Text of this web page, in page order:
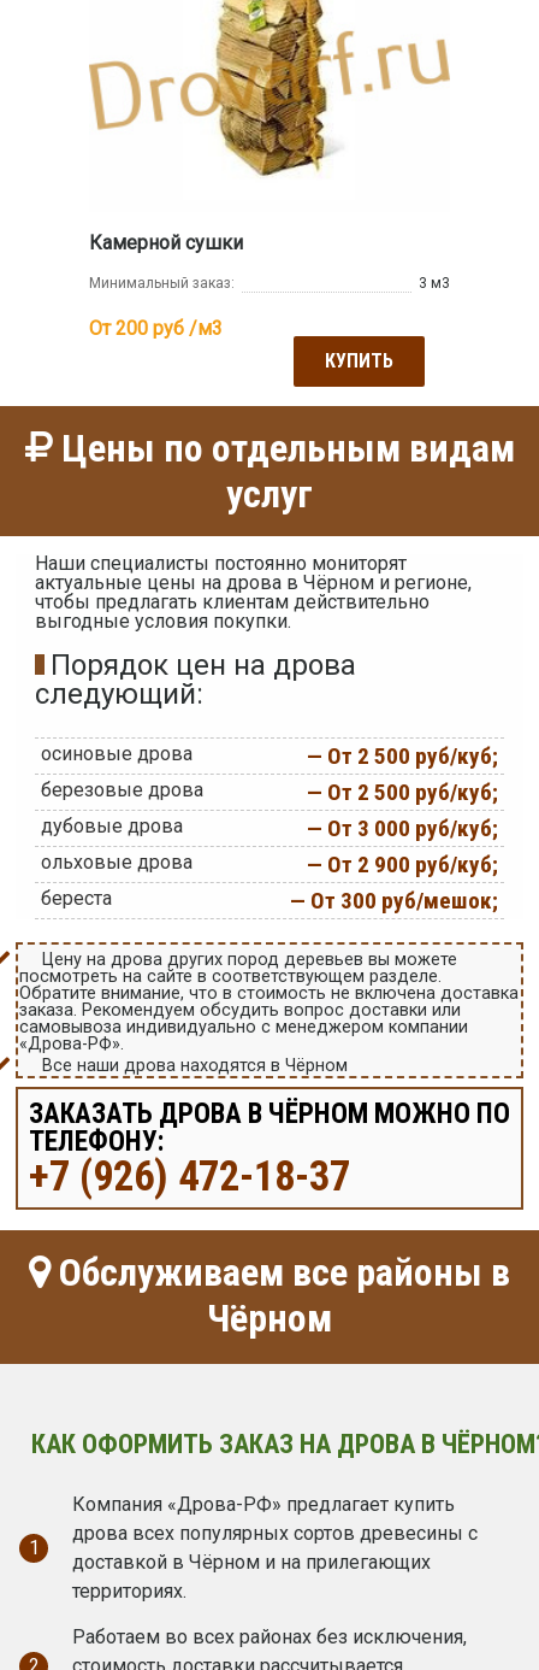
Камерной сушки
Минимальный заказ: 3 м3
От 200 руб /м3
КУПИТЬ
Цены по отдельным видам
услуг
Наши специалисты постоянно мониторят
актуальные цены на дрова в Чёрном и регионе,
чтобы предлагать клиентам действительно
выгодные условия покупки.
Порядок цен на дрова
следующий:
осиновые дрова — От 2 500 руб/куб;
березовые дрова — От 2 500 руб/куб;
дубовые дрова — От 3 000 руб/куб;
ольховые дрова — От 2 900 руб/куб;
береста — От 300 руб/мешок;
Цену на дрова других пород деревьев вы можете
посмотреть на сайте в соответствующем разделе.
Обратите внимание, что в стоимость не включена доставка
заказа. Рекомендуем обсудить вопрос доставки или
самовывоза индивидуально с менеджером компании
«Дрова-РФ».
Все наши дрова находятся в Чёрном
ЗАКАЗАТЬ ДРОВА В ЧЁРНОМ МОЖНО ПО
ТЕЛЕФОНУ:
+7 (926) 472-18-37
Обслуживаем все районы в
Чёрном
КАК ОФОРМИТЬ ЗАКАЗ НА ДРОВА В
1
Компания «Дрова-РФ» предлагает купить
дрова всех популярных сортов древесины с
доставкой в Чёрном и на прилегающих
территориях.
Работаем во всех районах без исключения,